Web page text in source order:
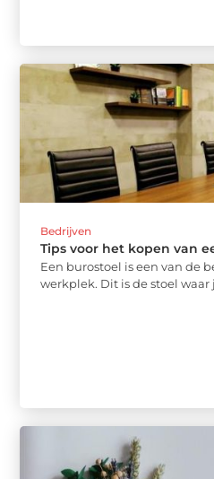
Bedrijven
Tips voor het kopen van
Een burostoel is een van de
werkplek. Dit is de stoel waar